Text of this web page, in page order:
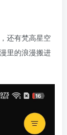
还有梵高星空
里的浪漫搬进